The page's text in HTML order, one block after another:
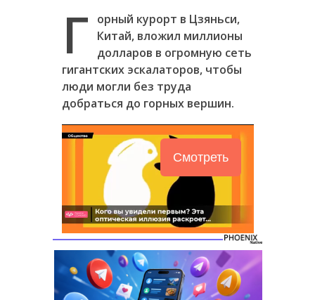
Г
орный курорт в Цзяньси,
Китай, вложил миллионы
долларов в огромную сеть
гигантских эскалаторов, чтобы
люди могли без труда
добраться до горных вершин.
Смотреть